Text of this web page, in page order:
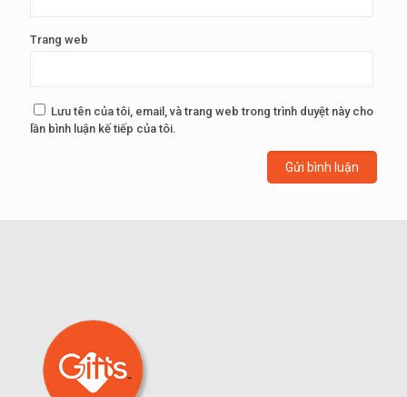
Trang web
Lưu tên của tôi, email, và trang web trong trình duyệt này cho
lần bình luận kế tiếp của tôi.